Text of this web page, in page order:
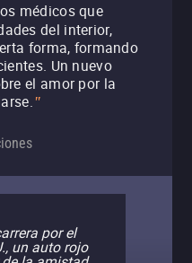
médicos que
del interior,
forma, formando
Un nuevo
el amor por la
"
por el
un auto rojo